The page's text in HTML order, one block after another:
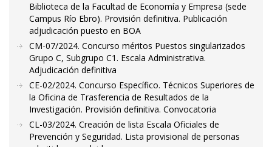
Biblioteca de la Facultad de Economía y Empresa (sede
Campus Río Ebro). Provisión definitiva. Publicación
adjudicación puesto en BOA
CM-07/2024. Concurso méritos Puestos singularizados
Grupo C, Subgrupo C1. Escala Administrativa.
Adjudicación definitiva
CE-02/2024. Concurso Específico. Técnicos Superiores de
la Oficina de Trasferencia de Resultados de la
Investigación. Provisión definitiva. Convocatoria
CL-03/2024. Creación de lista Escala Oficiales de
Prevención y Seguridad. Lista provisional de personas